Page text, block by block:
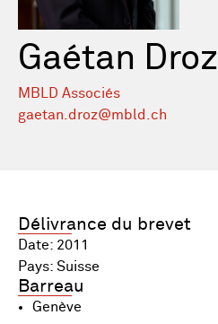
Gaétan Droz
MBLD Associés
gaetan.droz@mbld.ch
Délivrance du brevet
Date: 2011
Pays: Suisse
Barreau
Genève